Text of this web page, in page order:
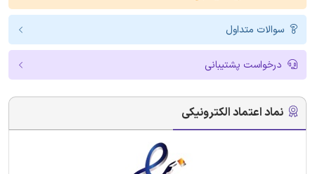
سوالات متداول
درخواست پشتیبانی
نماد اعتماد الکترونیکی